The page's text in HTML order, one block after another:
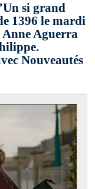
si grand
1396 le mardi
Anne Aguerra
Nouveautés